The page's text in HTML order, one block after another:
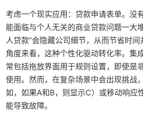
考虑一个现实应用：贷款申请表单。没
能面临与个人无关的商业贷款问题一大
人贷款”会隐藏公司细节，从而节省时
角度来看，这种个性化驱动转化率。集
常包括拖放界面用于规则设置，即使是
使用。然而，在复杂场景中会出现挑战
如，如果A和B，则显示C）或移动响应
能导致故障。